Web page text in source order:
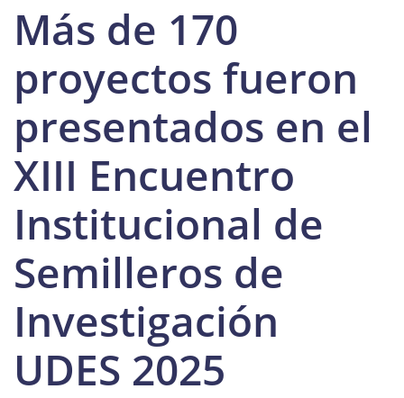
Más de 170
proyectos fueron
presentados en el
XIII Encuentro
Institucional de
Semilleros de
Investigación
UDES 2025